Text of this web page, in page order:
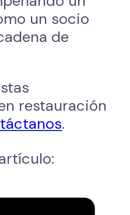
un socio
de
restauración
.